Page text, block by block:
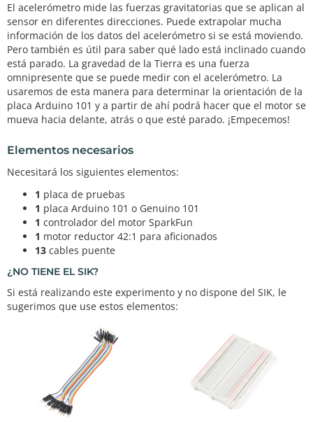
El acelerómetro mide las fuerzas gravitatorias que se aplican al
sensor en diferentes direcciones. Puede extrapolar mucha
información de los datos del acelerómetro si se está moviendo.
Pero también es útil para saber qué lado está inclinado cuando
está parado. La gravedad de la Tierra es una fuerza
omnipresente que se puede medir con el acelerómetro. La
usaremos de esta manera para determinar la orientación de la
placa Arduino 101 y a partir de ahí podrá hacer que el motor se
mueva hacia delante, atrás o que esté parado. ¡Empecemos!
Elementos necesarios
Necesitará los siguientes elementos:
1 placa de pruebas
1 placa Arduino 101 o Genuino 101
1 controlador del motor SparkFun
1 motor reductor 42:1 para aficionados
13 cables puente
¿NO TIENE EL SIK?
Si está realizando este experimento y no dispone del SIK, le
sugerimos que use estos elementos: